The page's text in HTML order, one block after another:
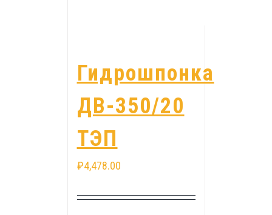
Гидрошпонка
ДВ-350/20
ТЭП
₽4,478.00